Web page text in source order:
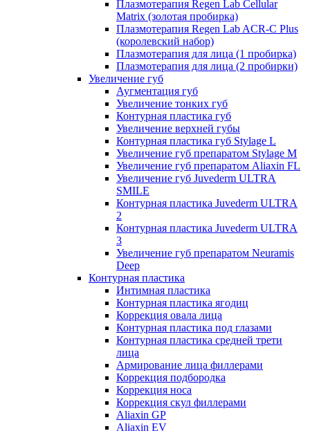
Плазмотерапия Regen Lab Cellular
Matrix (золотая пробирка)
Плазмотерапия Regen Lab ACR-C Plus
(королевский набор)
Плазмотерапия для лица (1 пробирка)
Плазмотерапия для лица (2 пробирки)
Увеличение губ
Аугментация губ
Увеличение тонких губ
Контурная пластика губ
Увеличение верхней губы
Контурная пластика губ Stylage L
Увеличение губ препаратом Stylage M
Увеличение губ препаратом Aliaxin FL
Увеличение губ Juvederm ULTRA
SMILE
Контурная пластика Juvederm ULTRA
2
Контурная пластика Juvederm ULTRA
3
Увеличение губ препаратом Neuramis
Deep
Контурная пластика
Интимная пластика
Контурная пластика ягодиц
Коррекция овала лица
Контурная пластика под глазами
Контурная пластика средней трети
лица
Армирование лица филлерами
Коррекция подбородка
Коррекция носа
Коррекция скул филлерами
Aliaxin GP
Aliaxin EV